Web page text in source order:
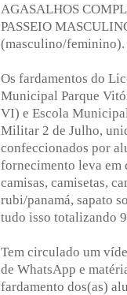
AGASALHOS
PASSEIO
(masculino/feminino).
Os fardamentos do
Municipal Parque
VI) e Escola
Militar 2 de Julho,
confeccionados por
fornecimento leva em
camisas, camisetas,
rubi/panamá, sapato
tudo isso totalizando
Tem circulado um
de WhatsApp e
fardamento dos(as)